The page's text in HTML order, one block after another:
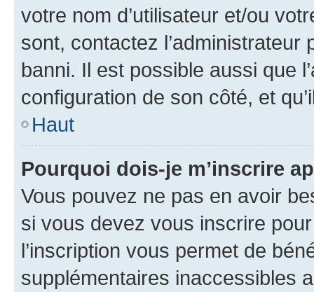
votre nom d’utilisateur et/ou
sont, contactez l’administrateur
banni. Il est possible aussi que
configuration de son côté, et
Haut
Pourquoi dois-je m’inscrire
Vous pouvez ne pas en avoir
si vous devez vous inscrire
l’inscription vous permet de
supplémentaires inaccessibles